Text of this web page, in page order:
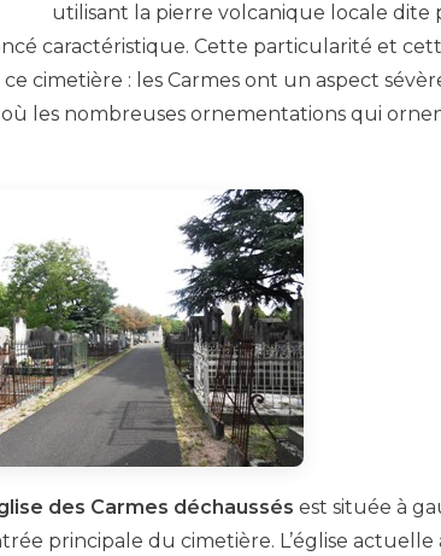
utilisant la pierre volcanique locale dite
caractéristique. Cette particularité et
cimetière : les Carmes ont un aspect
les nombreuses ornementations qui
des Carmes déchaussés est située à
principale du cimetière. L’église actuelle